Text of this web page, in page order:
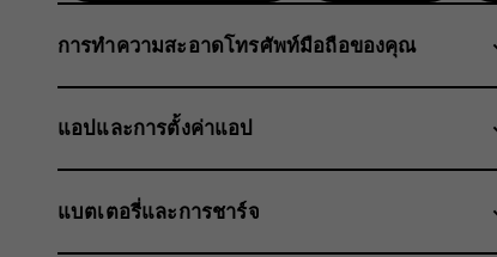
PSN
บน
การทำความสะอาดโทรศัพท์มือถือของคุณ
แอปและการตั้งค่าแอป
แบตเตอรี่และการชาร์จ